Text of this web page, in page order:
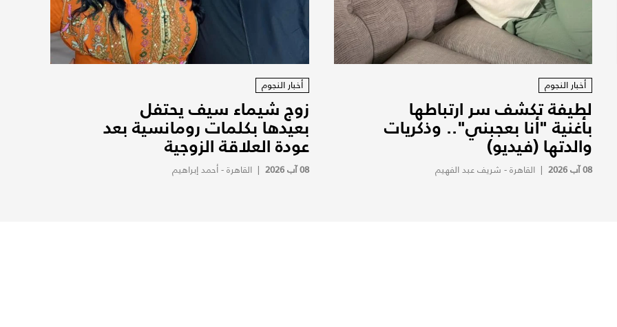
أخبار النجوم
لطيفة تكشف سر ارتباطها
بأغنية "أنا بعجبني".. وذكريات
والدتها (فيديو)
08 آب 2026 | القاهرة - شريف عبد الفهيم
أخبار النجوم
زوج شيماء سيف يحتفل
بعيدها بكلمات رومانسية بعد
عودة العلاقة الزوجية
08 آب 2026 |القاهرة - أحمد إبراهيم